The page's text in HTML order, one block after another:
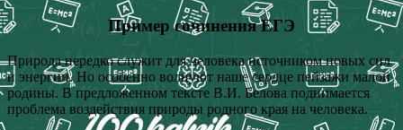
Пример сочинения ЕГЭ
Природа нередко служит для человека источником новых сил
и энергии. Но особенно волнуют наше сердце пейзажи малой
родины. В предложенном тексте В.И. Белова поднимается
проблема воздействия природы родного края на человека.